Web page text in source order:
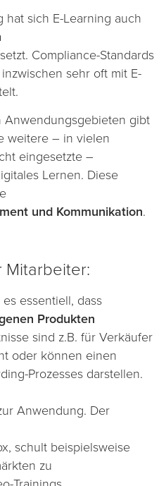
sich E-Learning auch
Compliance-Standards
sehr oft mit E-
Anwendungsgebieten gibt
weitere – in vielen
eingesetzte –
Lernen. Diese
und Kommunikation.
Mitarbeiter:
essentiell, dass
Produkten
sind z.B. für Verkäufer
oder können einen
Prozesses darstellen.
Anwendung. Der
schult beispielsweise
zu